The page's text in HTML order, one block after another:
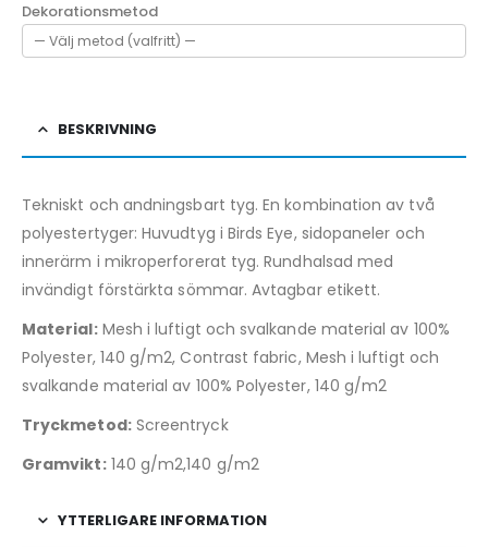
Dekorationsmetod
BESKRIVNING
Tekniskt och andningsbart tyg. En kombination av två
polyestertyger: Huvudtyg i Birds Eye, sidopaneler och
innerärm i mikroperforerat tyg. Rundhalsad med
invändigt förstärkta sömmar. Avtagbar etikett.
Material:Mesh i luftigt och svalkande material av 100%
Polyester, 140 g/m2, Contrast fabric, Mesh i luftigt och
svalkande material av 100% Polyester, 140 g/m2
Tryckmetod:Screentryck
Gramvikt:140 g/m2,140 g/m2
YTTERLIGARE INFORMATION